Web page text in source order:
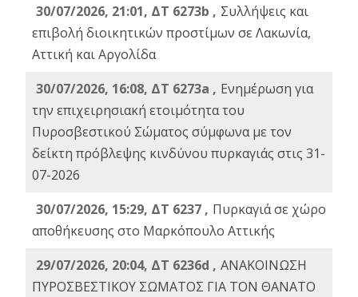
30/07/2026, 21:01, ΔΤ 6273b , Συλλήψεις και
επιβολή διοικητικών προστίμων σε Λακωνία,
Αττική και Αργολίδα
30/07/2026, 16:08, ΔΤ 6273a , Ενημέρωση για
την επιχειρησιακή ετοιμότητα του
Πυροσβεστικού Σώματος σύμφωνα με τον
δείκτη πρόβλεψης κινδύνου πυρκαγιάς στις 31-
07-2026
30/07/2026, 15:29, ΔΤ 6237 , Πυρκαγιά σε χώρο
αποθήκευσης στο Μαρκόπουλο Αττικής
29/07/2026, 20:04, ΔΤ 6236d , ΑΝΑΚΟΙΝΩΣΗ
ΠΥΡΟΣΒΕΣΤΙΚΟΥ ΣΩΜΑΤΟΣ ΓΙΑ ΤΟΝ ΘΑΝΑΤΟ